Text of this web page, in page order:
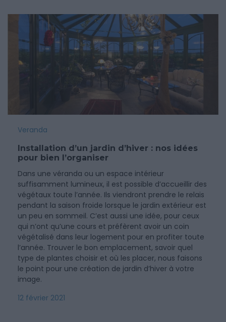
Veranda
Installation d’un jardin d’hiver : nos idées
pour bien l’organiser
Dans une véranda ou un espace intérieur
suffisamment lumineux, il est possible d’accueillir des
végétaux toute l’année. Ils viendront prendre le relais
pendant la saison froide lorsque le jardin extérieur est
un peu en sommeil. C’est aussi une idée, pour ceux
qui n’ont qu’une cours et préfèrent avoir un coin
végétalisé dans leur logement pour en profiter toute
l’année. Trouver le bon emplacement, savoir quel
type de plantes choisir et où les placer, nous faisons
le point pour une création de jardin d’hiver à votre
image.
12 février 2021